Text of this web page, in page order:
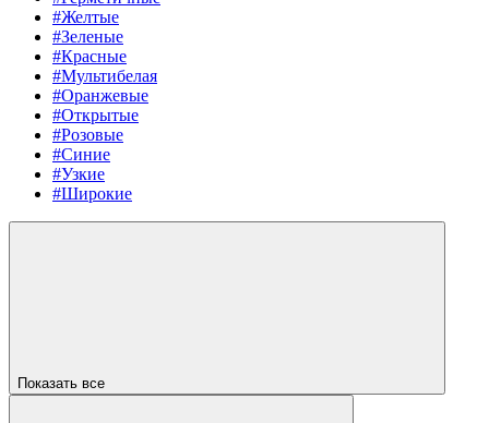
#Желтые
#Зеленые
#Красные
#Мультибелая
#Оранжевые
#Открытые
#Розовые
#Синие
#Узкие
#Широкие
Показать все